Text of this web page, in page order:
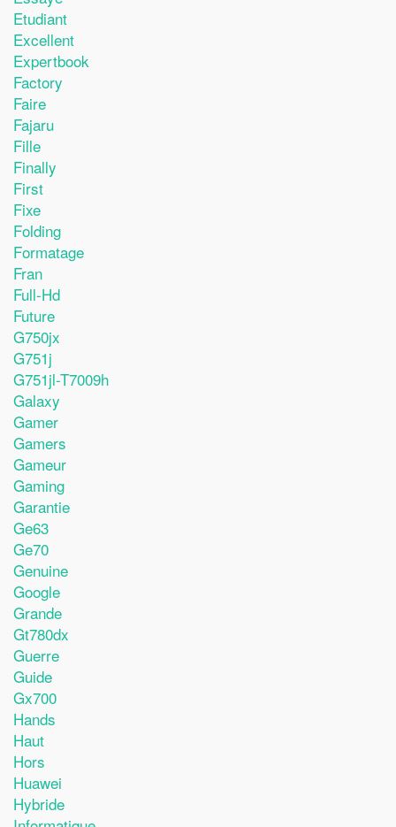
Etudiant
Excellent
Expertbook
Factory
Faire
Fajaru
Fille
Finally
First
Fixe
Folding
Formatage
Fran
Full-Hd
Future
G750jx
G751j
G751jl-T7009h
Galaxy
Gamer
Gamers
Gameur
Gaming
Garantie
Ge63
Ge70
Genuine
Google
Grande
Gt780dx
Guerre
Guide
Gx700
Hands
Haut
Hors
Huawei
Hybride